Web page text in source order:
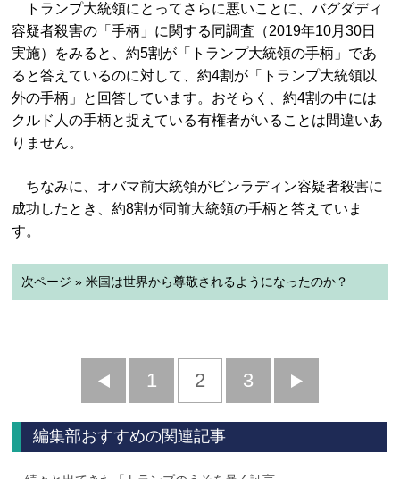
トランプ大統領にとってさらに悪いことに、バグダディ
容疑者殺害の「手柄」に関する同調査（2019年10月30日
実施）をみると、約5割が「トランプ大統領の手柄」であ
ると答えているのに対して、約4割が「トランプ大統領以
外の手柄」と回答しています。おそらく、約4割の中には
クルド人の手柄と捉えている有権者がいることは間違いあ
りません。
ちなみに、オバマ前大統領がビンラディン容疑者殺害に
成功したとき、約8割が同前大統領の手柄と答えていま
す。
次ページ » 米国は世界から尊敬されるようになったのか？
前
へ
1 2 3
へ
編集部おすすめの関連記事